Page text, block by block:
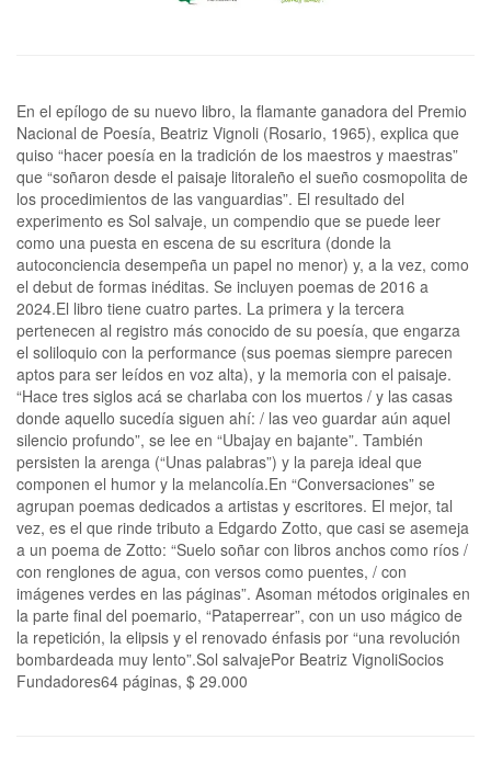
En el epílogo de su nuevo libro, la flamante ganadora del Premio
Nacional de Poesía, Beatriz Vignoli (Rosario, 1965), explica que
quiso “hacer poesía en la tradición de los maestros y maestras”
que “soñaron desde el paisaje litoraleño el sueño cosmopolita de
los procedimientos de las vanguardias”. El resultado del
experimento es Sol salvaje, un compendio que se puede leer
como una puesta en escena de su escritura (donde la
autoconciencia desempeña un papel no menor) y, a la vez, como
el debut de formas inéditas. Se incluyen poemas de 2016 a
2024.El libro tiene cuatro partes. La primera y la tercera
pertenecen al registro más conocido de su poesía, que engarza
el soliloquio con la performance (sus poemas siempre parecen
aptos para ser leídos en voz alta), y la memoria con el paisaje.
“Hace tres siglos acá se charlaba con los muertos / y las casas
donde aquello sucedía siguen ahí: / las veo guardar aún aquel
silencio profundo”, se lee en “Ubajay en bajante”. También
persisten la arenga (“Unas palabras”) y la pareja ideal que
componen el humor y la melancolía.En “Conversaciones” se
agrupan poemas dedicados a artistas y escritores. El mejor, tal
vez, es el que rinde tributo a Edgardo Zotto, que casi se asemeja
a un poema de Zotto: “Suelo soñar con libros anchos como ríos /
con renglones de agua, con versos como puentes, / con
imágenes verdes en las páginas”. Asoman métodos originales en
la parte final del poemario, “Pataperrear”, con un uso mágico de
la repetición, la elipsis y el renovado énfasis por “una revolución
bombardeada muy lento”.Sol salvajePor Beatriz VignoliSocios
Fundadores64 páginas, $ 29.000